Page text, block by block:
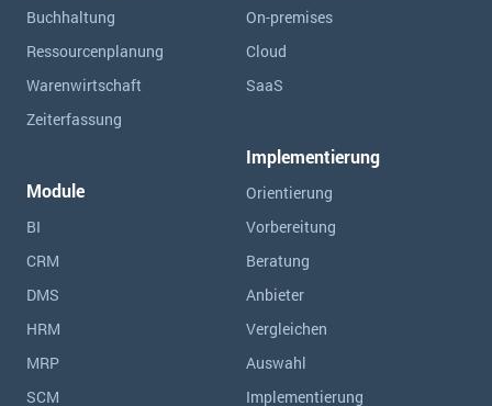
Buchhaltung
Ressourcen­planung
Warenwirtschaft
Zeiterfassung
Module
BI
CRM
DMS
HRM
MRP
SCM
On-premises
Cloud
SaaS
Implementierung
Orientierung
Vorbereitung
Beratung
Anbieter
Vergleichen
Auswahl
Implementierung